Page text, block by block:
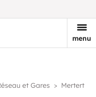
menu
et Gares Mertert